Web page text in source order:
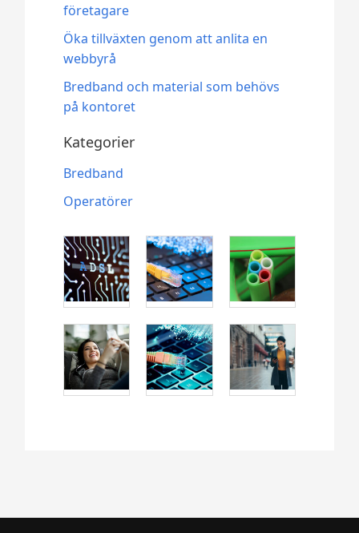
företagare
Öka tillväxten genom att anlita en
webbyrå
Bredband och material som behövs
på kontoret
Kategorier
Bredband
Operatörer